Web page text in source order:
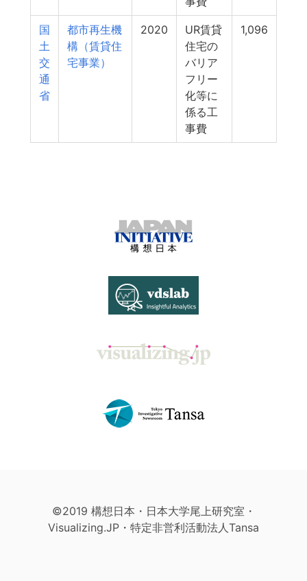
国
土
交
通
省
都市再生機
構（賃貸住
宅事業）
2020
UR賃貸
住宅の
バリア
フリー
化等に
係る工
事費
1,096
©2019 構想日本・日本大学尾上研究室・
Visualizing.JP・特定非営利活動法人Tansa